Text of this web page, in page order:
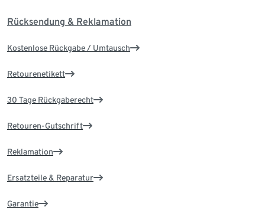
Rücksendung & Reklamation
Kostenlose Rückgabe / Umtausch
Retourenetikett
30 Tage Rückgaberecht
Retouren-Gutschrift
Reklamation
Ersatzteile & Reparatur
Garantie